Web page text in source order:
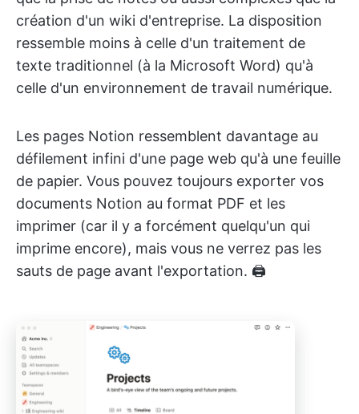
création d'un wiki d'entreprise. La disposition
ressemble moins à celle d'un traitement de
texte traditionnel (à la Microsoft Word) qu'à
celle d'un environnement de travail numérique.
Les pages Notion ressemblent davantage au
défilement infini d'une page web qu'à une feuille
de papier. Vous pouvez toujours exporter vos
documents Notion au format PDF et les
imprimer (car il y a forcément quelqu'un qui
imprime encore), mais vous ne verrez pas les
sauts de page avant l'exportation. 🖨️